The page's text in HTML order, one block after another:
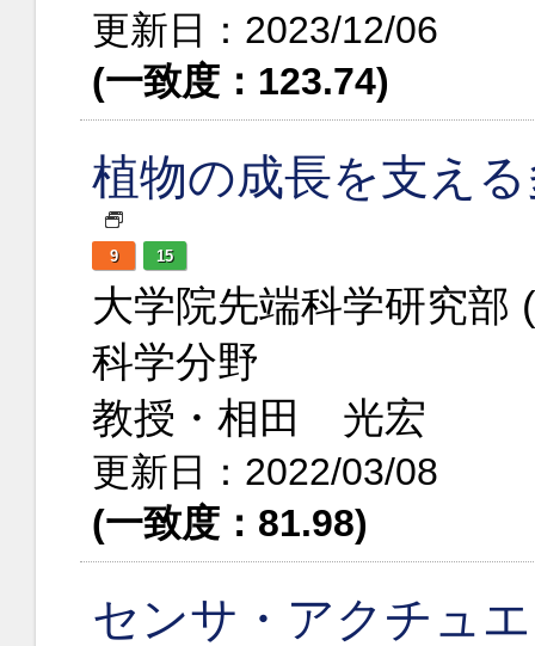
更新日：2023/12/06
(一致度：123.74)
植物の成長を支え
9 15
大学院先端科学研究
科学分野
教授・相田 光宏
更新日：2022/03/08
(一致度：81.98)
センサ・アクチュ